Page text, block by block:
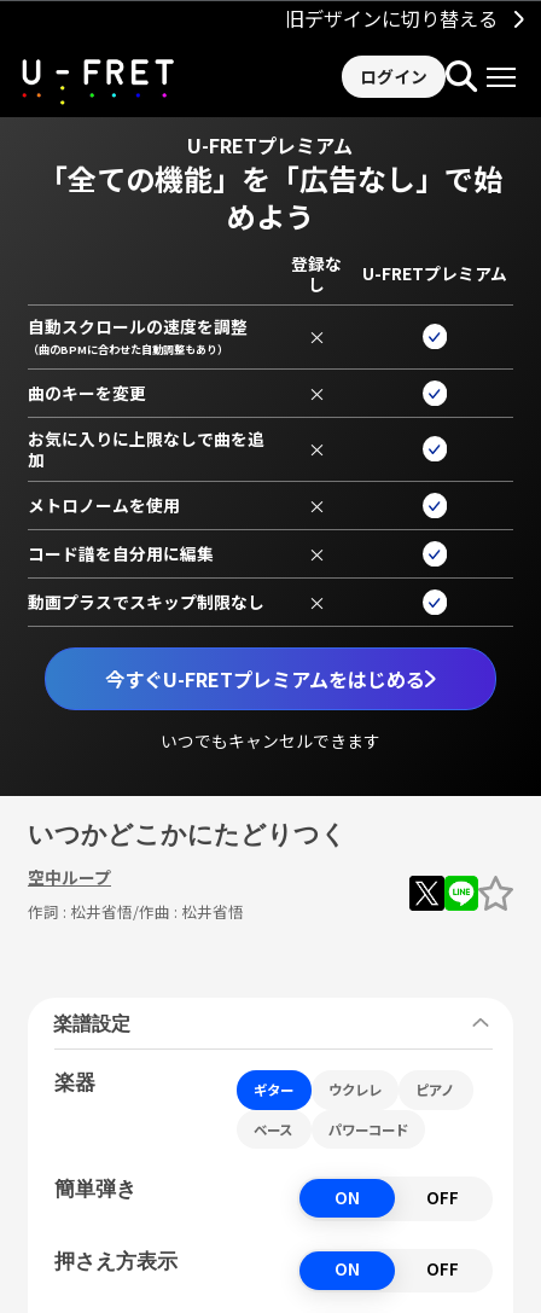
旧デザインに切り替える
ログイン
U-FRETプレミアム
「全ての機能」を 「広告なし」で始
めよう
今すぐU-FRETプレミアムをはじめる
いつでもキャンセルできます
登録な
し
U-FRETプレミアム
自動スクロールの速度を調整
（曲のBPMに合わせた自動調整もあり） ×
曲のキーを変更 ×
お気に入りに上限なしで曲を追
加
×
メトロノームを使用 ×
コード譜を自分用に編集 ×
動画プラスでスキップ制限なし ×
いつかどこかにたどりつく
空中ループ
作詞 : 松井省悟/作曲 : 松井省悟
楽譜設定
楽器 ギター ウクレレ ピアノ
ベース パワーコード
簡単弾き ON OFF
押さえ方表示 ON OFF